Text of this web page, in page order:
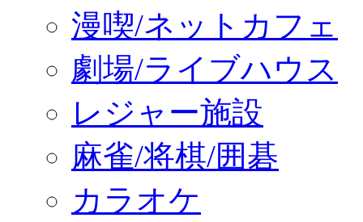
漫喫/ネットカフェ
劇場/ライブハウス
レジャー施設
麻雀/将棋/囲碁
カラオケ